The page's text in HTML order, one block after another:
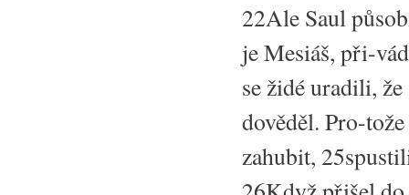
22Ale Saul
je Mesiáš, při-
se židé uradili,
dověděl. Pro-
zahubit,